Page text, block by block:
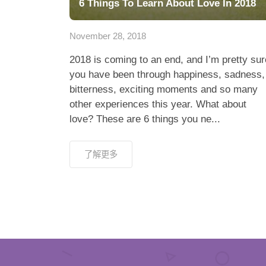
6 Things To Learn About Love In 2018
November 28, 2018
2018 is coming to an end, and I’m pretty
you have been through happiness, sadness,
bitterness, exciting moments and so many
other experiences this year. What about
love? These are 6 things you ne...
了解更多